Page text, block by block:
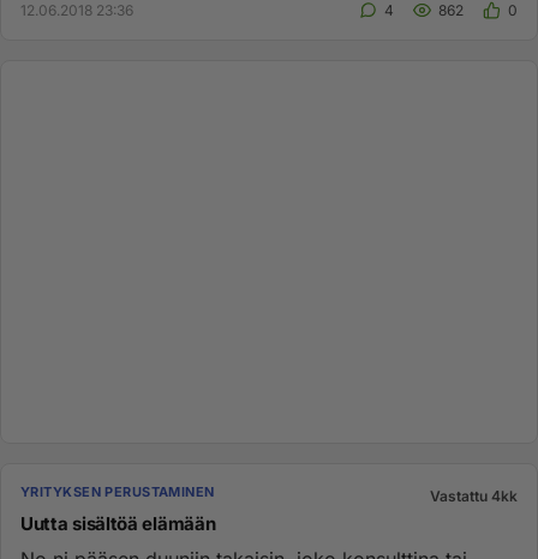
12.06.2018 23:36 4 862 0
YRITYKSEN PERUSTAMINEN Vastattu 4kk
Uutta sisältöä elämään